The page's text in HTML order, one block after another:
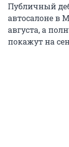
Публичный
автосалоне в
августа, а
покажут на